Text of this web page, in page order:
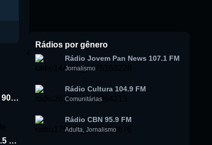
Rádio Jornal de Recife 90.3 FM
Rádio Cidade Verde 93.5 FM
Rádios por gênero
Rádio Jovem Pan News 107.1 FM
Jornalismo
Rádio Cultura 104.9 FM
Comunitárias
Rádio CBN 95.9 FM
Adulta, Jornalismo